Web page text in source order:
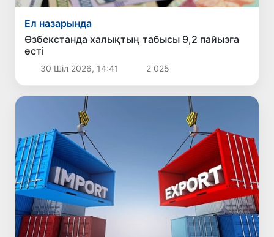
Ел назарында
Өзбекстанда халықтың табысы 9,2 пайызға
өсті
30 Шіл 2026, 14:41 2 025